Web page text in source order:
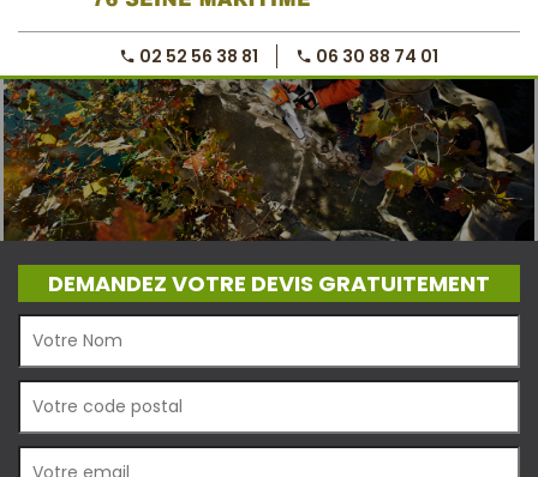
02 52 56 38 81 06 30 88 74 01
DEMANDEZ VOTRE DEVIS GRATUITEMENT